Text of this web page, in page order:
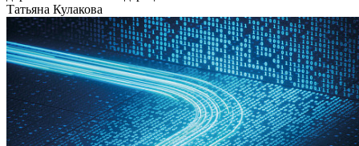
Татьяна Кулакова